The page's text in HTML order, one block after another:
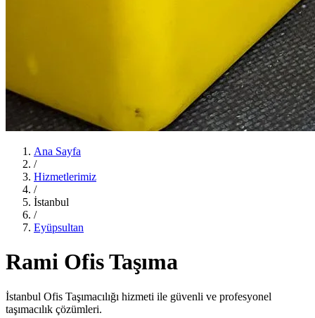
Ana Sayfa
/
Hizmetlerimiz
/
İstanbul
/
Eyüpsultan
Rami Ofis Taşıma
İstanbul Ofis Taşımacılığı hizmeti ile güvenli ve profesyonel
taşımacılık çözümleri.